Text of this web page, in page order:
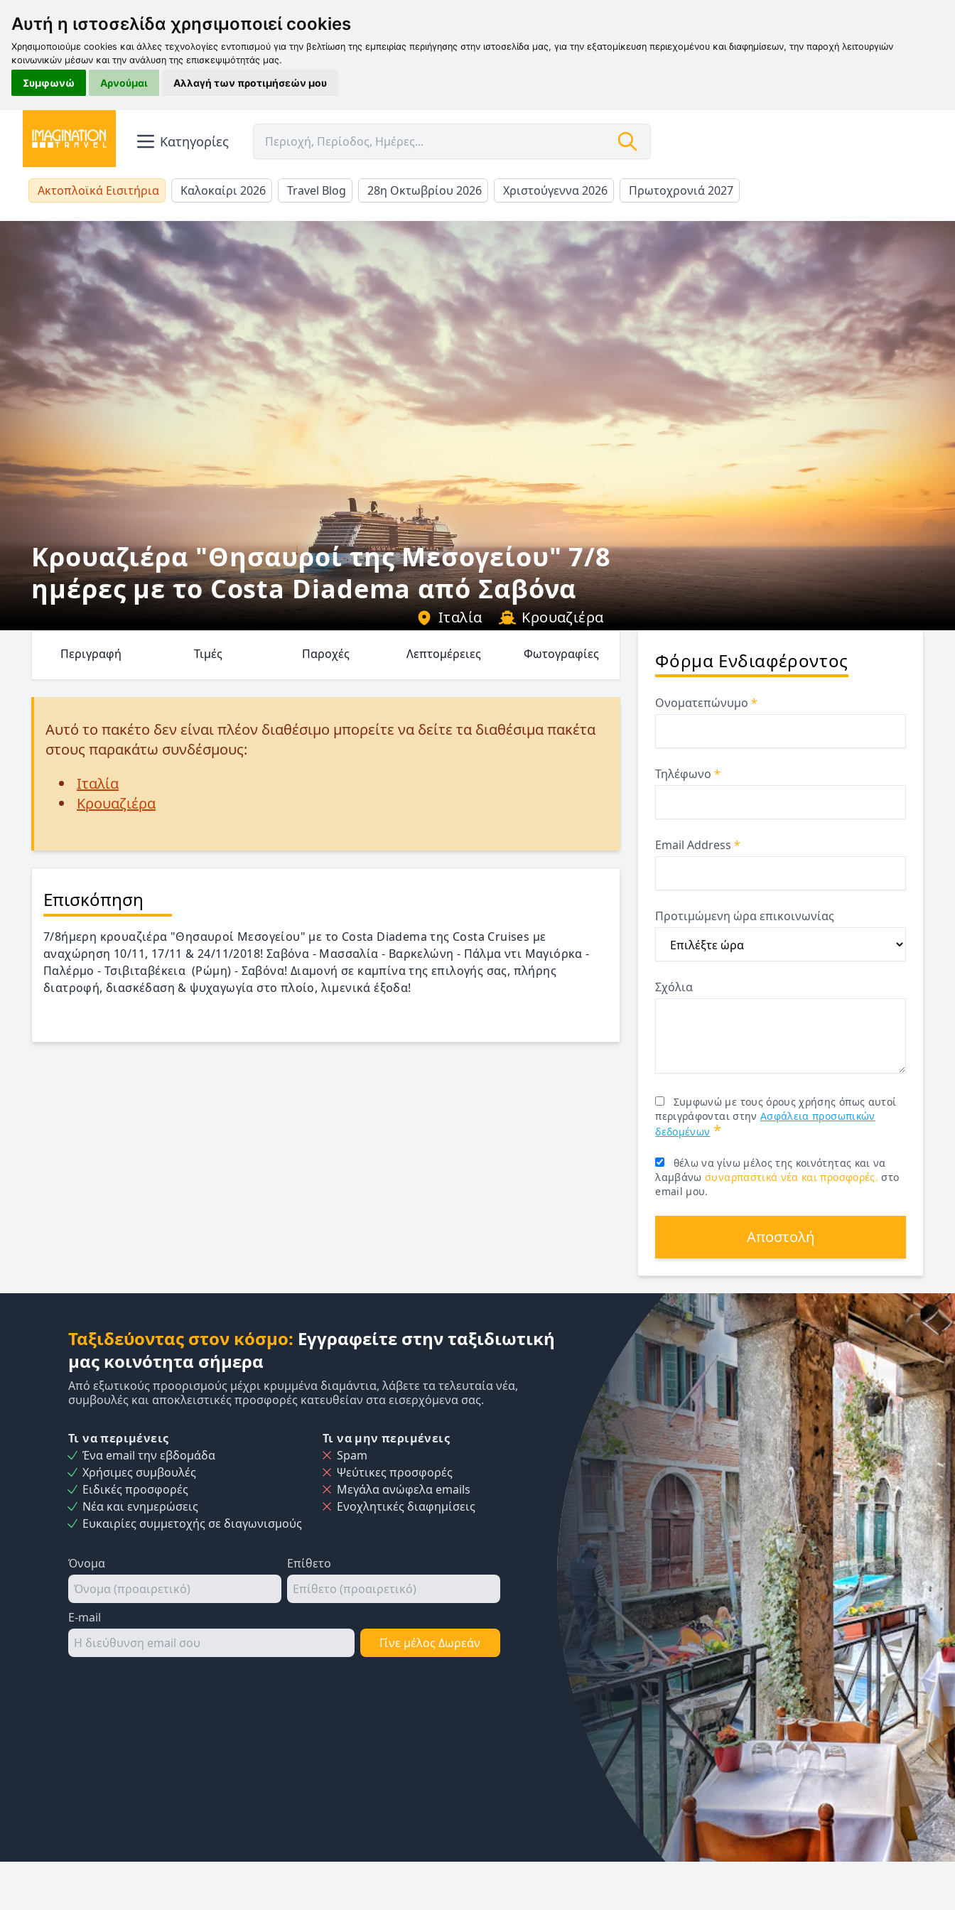
Αυτή η ιστοσελίδα χρησιμοποιεί cookies
Χρησιμοποιούμε cookies και άλλες τεχνολογίες εντοπισμού για την βελτίωση της εμπειρίας περιήγησης στην ιστοσελίδα μας, για την εξατομίκευση περιεχομένου και διαφημίσεων, την παροχή λειτουργιών
κοινωνικών μέσων και την ανάλυση της επισκεψιμότητάς μας.
Συμφωνώ Αρνούμαι Αλλαγή των προτιμήσεών μου
Κατηγορίες
Ακτοπλοϊκά Εισιτήρια Καλοκαίρι 2026 Travel Blog 28η Οκτωβρίου 2026 Χριστούγεννα 2026 Πρωτοχρονιά 2027
Κρουαζιέρα "Θησαυροί της Μεσογείου" 7/8
ημέρες με το Costa Diadema από Σαβόνα
Ιταλία Κρουαζιέρα
Περιγραφή Τιμές Παροχές Λεπτομέρειες Φωτογραφίες
Αυτό το πακέτο δεν είναι πλέον διαθέσιμο μπορείτε να δείτε τα διαθέσιμα πακέτα
στους παρακάτω συνδέσμους:
Ιταλία
Κρουαζιέρα
Επισκόπηση
7/8ήμερη κρουαζιέρα "Θησαυροί Μεσογείου" με το Costa Diadema της Costa Cruises με
αναχώρηση 10/11, 17/11 & 24/11/2018! Σαβόνα - Μασσαλία - Βαρκελώνη - Πάλμα ντι Μαγιόρκα -
Παλέρμο - Τσιβιταβέκεια (Ρώμη) - Σαβόνα! Διαμονή σε καμπίνα της επιλογής σας, πλήρης
διατροφή, διασκέδαση & ψυχαγωγία στο πλοίο, λιμενικά έξοδα!
Φόρμα Ενδιαφέροντος
Ονοματεπώνυμο*
Τηλέφωνο*
Email Address*
Προτιμώμενη ώρα επικοινωνίας
Σχόλια
Συμφωνώ με τους όρους χρήσης όπως αυτοί
περιγράφονται στην Ασφάλεια προσωπικών
δεδομένων *
θέλω να γίνω μέλος της κοινότητας και να
λαμβάνωσυναρπαστικά νέα και προσφορές. στο
email μου.
Αποστολή
Ταξιδεύοντας στον κόσμο: Εγγραφείτε στην ταξιδιωτική
μας κοινότητα σήμερα
Από εξωτικούς προορισμούς μέχρι κρυμμένα διαμάντια, λάβετε τα τελευταία νέα,
συμβουλές και αποκλειστικές προσφορές κατευθείαν στα εισερχόμενα σας.
Τι να περιμένεις
Ένα email την εβδομάδα
Χρήσιμες συμβουλές
Ειδικές προσφορές
Νέα και ενημερώσεις
Ευκαιρίες συμμετοχής σε διαγωνισμούς
Τι να μην περιμένεις
Spam
Ψεύτικες προσφορές
Μεγάλα ανώφελα emails
Ενοχλητικές διαφημίσεις
Όνομα Επίθετο
E-mail
Γίνε μέλος Δωρεάν